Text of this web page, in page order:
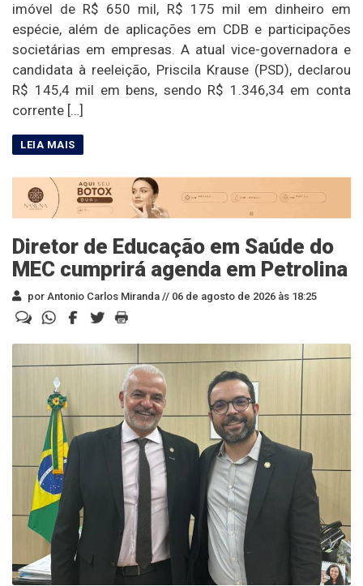
imóvel de R$ 650 mil, R$ 175 mil em dinheiro em
espécie, além de aplicações em CDB e participações
societárias em empresas. A atual vice-governadora e
candidata à reeleição, Priscila Krause (PSD), declarou
R$ 145,4 mil em bens, sendo R$ 1.346,34 em conta
corrente […]
Diretor de Educação em Saúde do
MEC cumprirá agenda em Petrolina
por Antonio Carlos Miranda // 06 de agosto de 2026 às 18:25